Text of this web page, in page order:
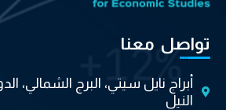
تواصل معنا
أبراج نايل سيتي، البرج الشمالي،
النيل